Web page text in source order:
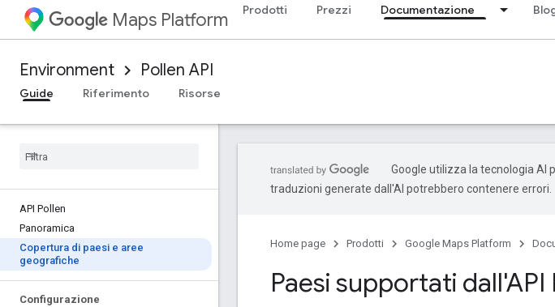
Maps Platform Prodotti Prezzi Documentazione
Environment Pollen API
Guide
Riferimento Risorse
API Pollen
Panoramica
Copertura di paesi e aree
geografiche
Configurazione
Google utilizza la tecnologia AI
traduzioni generate dall'AI potrebbero contenere errori.
Home page Prodotti Google Maps Platform
Paesi supportati dall'API